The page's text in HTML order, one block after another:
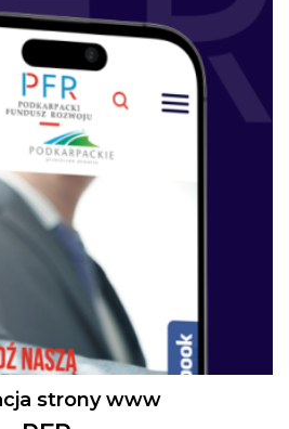
strony www